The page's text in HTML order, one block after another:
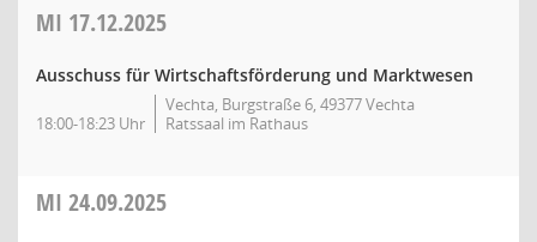
MI 17.12.2025
Ausschuss für Wirtschaftsförderung und Marktwesen
18:00-18:23 Uhr
Vechta, Burgstraße 6, 49377 Vechta
Ratssaal im Rathaus
MI 24.09.2025